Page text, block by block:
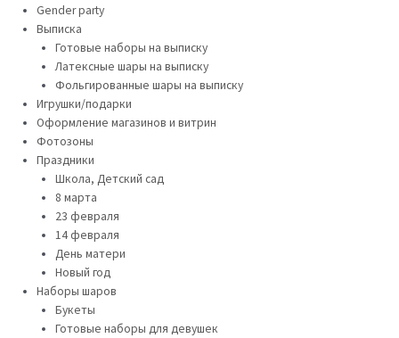
Gender party
Выписка
Готовые наборы на выписку
Латексные шары на выписку
Фольгированные шары на выписку
Игрушки/подарки
Оформление магазинов и витрин
Фотозоны
Праздники
Школа, Детский сад
8 марта
23 февраля
14 февраля
День матери
Новый год
Наборы шаров
Букеты
Готовые наборы для девушек